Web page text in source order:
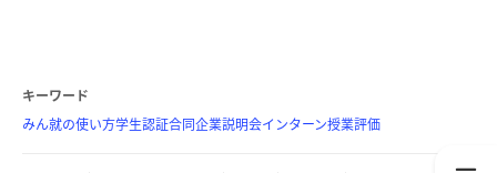
キーワード
みん就の使い方学生認証合同企業説明会インターン授業評価